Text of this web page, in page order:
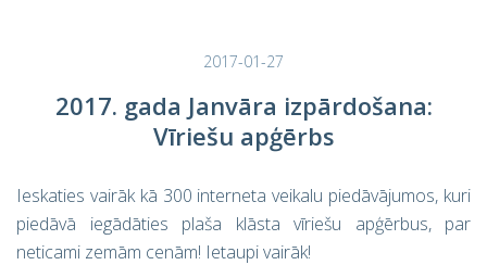
2017-01-27
2017. gada Janvāra izpārdošana:
Vīriešu apģērbs
Ieskaties vairāk kā 300 interneta veikalu piedāvājumos, kuri
piedāvā iegādāties plaša klāsta vīriešu apģērbus, par
neticami zemām cenām! Ietaupi vairāk!